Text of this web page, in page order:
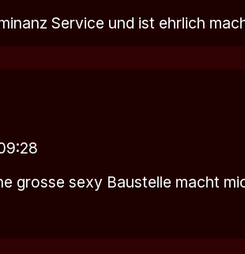
Service und ist ehrlich
grosse sexy Baustelle macht